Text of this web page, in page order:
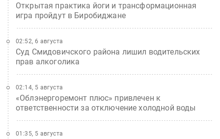
Открытая практика йоги и трансформационная
игра пройдут в Биробиджане
Суд Смидовичского района лишил водительских
прав алкоголика
02:52, 6 августа
«Облэнергоремонт плюс» привлечен к
ответственности за отключение холодной воды
02:14, 5 августа
01:35, 5 августа